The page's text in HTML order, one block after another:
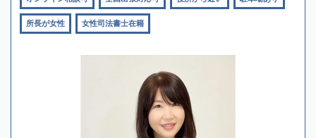
所長が女性 女性司法書士在籍